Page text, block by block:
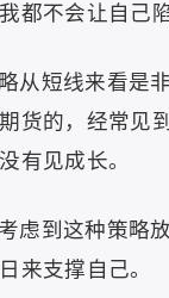
都不会让自己
从短线来看是
货的，经常见
有见成长。
虑到这种策略
来支撑自己。